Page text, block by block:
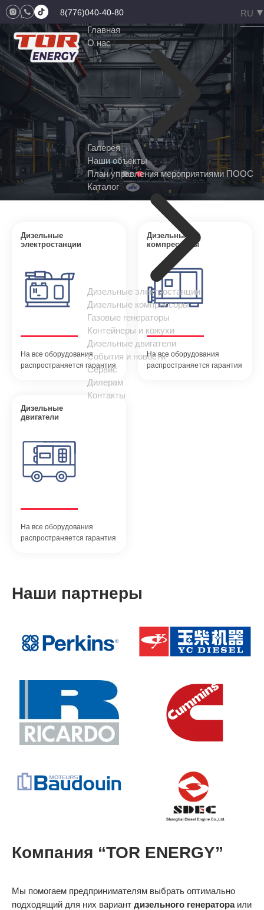
8(776)040-40-80
Главная
О нас3
Галерея
Наши объекты
План управления мероприятиями ПООС
Каталог
Дизельные электростанции
Дизельные компрессоры
Газовые генераторы
Контейнеры и кожухи
Дизельные двигатели
События и новости
Сервис
Дилерам
Контакты
Дизельные
электростанции
На все оборудования
распространяется гарантия
Дизельные
компрессоры
На все оборудования
распространяется гарантия
Дизельные
двигатели
На все оборудования
распространяется гарантия
Наши партнеры
Компания “TOR ENERGY”
Мы помогаем предпринимателям выбрать оптимально
подходящий для них вариант дизельного генератора или